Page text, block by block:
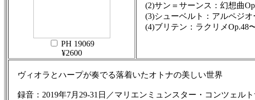
PH 19069
¥2600
(2)サン＝サーンス：幻想曲
(3)シューベルト：アルペジオ
(4)ブリテン：ラクリメOp.48
ヴィオラとハープが奏でる落着いたオトナの美しい世界
録音：2019年7月29-31日／マリエンミュンスター・コンツェル